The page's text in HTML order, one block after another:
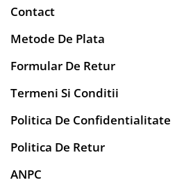
Contact
Metode De Plata
Formular De Retur
Termeni Si Conditii
Politica De Confidentialitate
Politica De Retur
ANPC